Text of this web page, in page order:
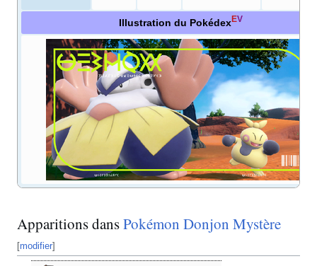
Illustration du PokédexEV
Apparitions dansPokémon Donjon Mystère
[modifier]